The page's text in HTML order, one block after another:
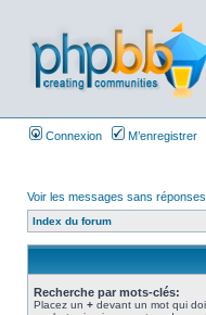
Connexion M’enregistrer
Voir les messages sans réponses
Index du forum
Recherche par mots-clés:
Placez un + devant un mot qui